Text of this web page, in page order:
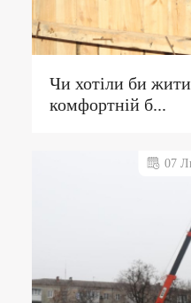
Чи хотіли би
комфортній б...
07